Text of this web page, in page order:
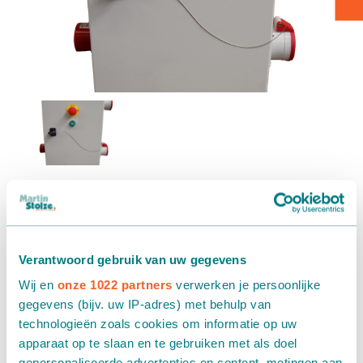
Verantwoord gebruik van uw gegevens
Wij en onze 1022 partners verwerken je persoonlijke
gegevens (bijv. uw IP-adres) met behulp van
technologieën zoals cookies om informatie op uw
apparaat op te slaan en te gebruiken met als doel
Fernbedienung
Zubehör
Fernbedienung. Mit diesem kabellosen Handsender können
Sie die Förderbänder von überall aus starten und stoppen,
wenn sie sich in Reichweite des Empfängers befinden.
Kartontransport
Verpacken - Einpacken - Sortieren
Zubehör